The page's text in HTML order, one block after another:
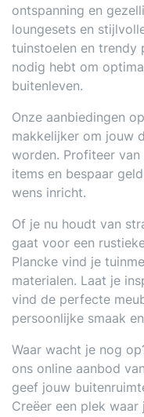
ontspanning en
loungesets en
tuinstoelen en trendy
nodig hebt om
buitenleven.
Onze aanbiedingen
makkelijker om jouw
worden. Profiteer
items en bespaar
wens inricht.
Of je nu houdt van
gaat voor een
Plancke vind je
materialen. Laat je
vind de perfecte
persoonlijke smaak
Waar wacht je nog
ons online aanbod
geef jouw
Creëer een plek